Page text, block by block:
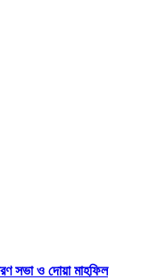
সভা ও দোয়া মাহফিল